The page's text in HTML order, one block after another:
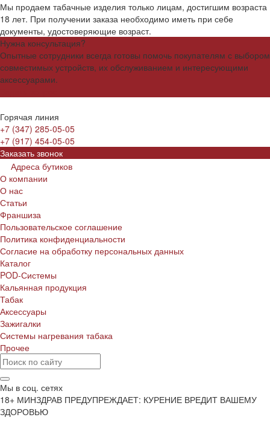
Мы продаем табачные изделия только лицам, достигшим возраста
18 лет. При получении заказа необходимо иметь при себе
документы, удостоверяющие возраст.
Нужна консультация?
Опытные сотрудники всегда готовы помочь покупателям с выбором
совместимых устройств, их обслуживанием и интересующими
аксессуарами.
Горячая линия
+7 (347) 285-05-05
+7 (917) 454-05-05
Заказать звонок
Адреса бутиков
О компании
О нас
Статьи
Франшиза
Пользовательское соглашение
Политика конфиденциальности
Согласие на обработку персональных данных
Каталог
POD-Системы
Кальянная продукция
Табак
Аксессуары
Зажигалки
Системы нагревания табака
Прочее
Мы в соц. сетях
18+ МИНЗДРАВ ПРЕДУПРЕЖДАЕТ: КУРЕНИЕ ВРЕДИТ ВАШЕМУ
ЗДОРОВЬЮ